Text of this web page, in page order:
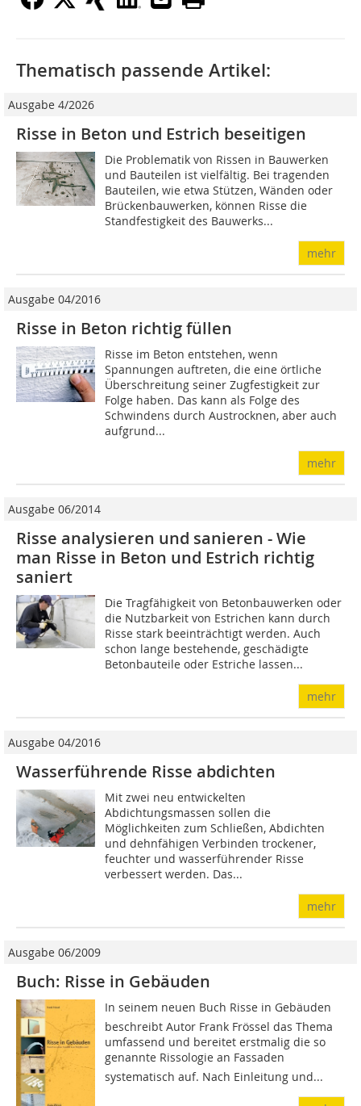
Thematisch passende Artikel:
Ausgabe 4/2026
Risse in Beton und Estrich beseitigen
Die Problematik von Rissen in Bauwerken
und Bauteilen ist vielfältig. Bei tragenden
Bauteilen, wie etwa Stützen, Wänden oder
Brückenbauwerken, können Risse die
Standfestigkeit des Bauwerks...
mehr
Ausgabe 04/2016
Risse in Beton richtig füllen
Risse im Beton entstehen, wenn
Spannungen auftreten, die eine örtliche
Überschreitung seiner Zugfestigkeit zur
Folge haben. Das kann als Folge des
Schwindens durch Austrocknen, aber auch
aufgrund...
mehr
Ausgabe 06/2014
Risse analysieren und sanieren - Wie
man Risse in Beton und Estrich richtig
saniert
Die Tragfähigkeit von Betonbauwerken oder
die Nutzbarkeit von Estrichen kann durch
Risse stark beeinträchtigt werden. Auch
schon lange bestehende, geschädigte
Betonbauteile oder Estriche lassen...
mehr
Ausgabe 04/2016
Wasserführende Risse abdichten
Mit zwei neu entwickelten
Abdichtungsmassen sollen die
Möglichkeiten zum Schließen, Abdichten
und dehnfähigen Verbinden trockener,
feuchter und wasserführender Risse
verbessert werden. Das...
mehr
Ausgabe 06/2009
Buch: Risse in Gebäuden
In seinem neuen Buch Risse in Gebäuden
beschreibt Autor Frank Frössel das Thema
umfassend und bereitet erstmalig die so
genannte Rissologie an Fassaden
systematisch auf. Nach Einleitung und...